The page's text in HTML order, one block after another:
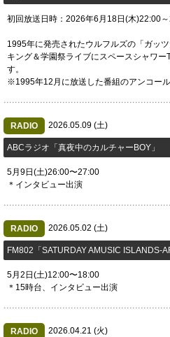
初回放送日時：2026年6月18日(木)22:00
1995年に発売されたウルフルズの「ガッ
キング＆学園祭ライブにスペースシャワ
す。
※1995年12月に放送した番組のアンコール
RADIO 2026.05.09 (土)
ABCラジオ「真夜中のカルチャーBOY」
5月9日(土)26:00〜27:00
＊インタビュー出演
RADIO 2026.05.02 (土)
FM802「SATURDAY AMUSIC ISLANDS-
5月2日(土)12:00〜18:00
＊15時台、インタビュー出演
RADIO 2026.04.21 (火)